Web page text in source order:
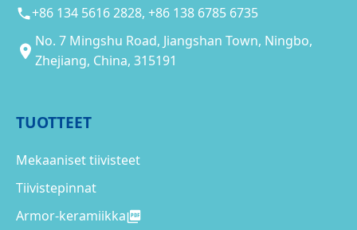
+86 134 5616 2828, +86 138 6785 6735
No. 7 Mingshu Road, Jiangshan Town, Ningbo,
Zhejiang, China, 315191
TUOTTEET
Mekaaniset tiivisteet
Tiivistepinnat
Armor-keramiikka